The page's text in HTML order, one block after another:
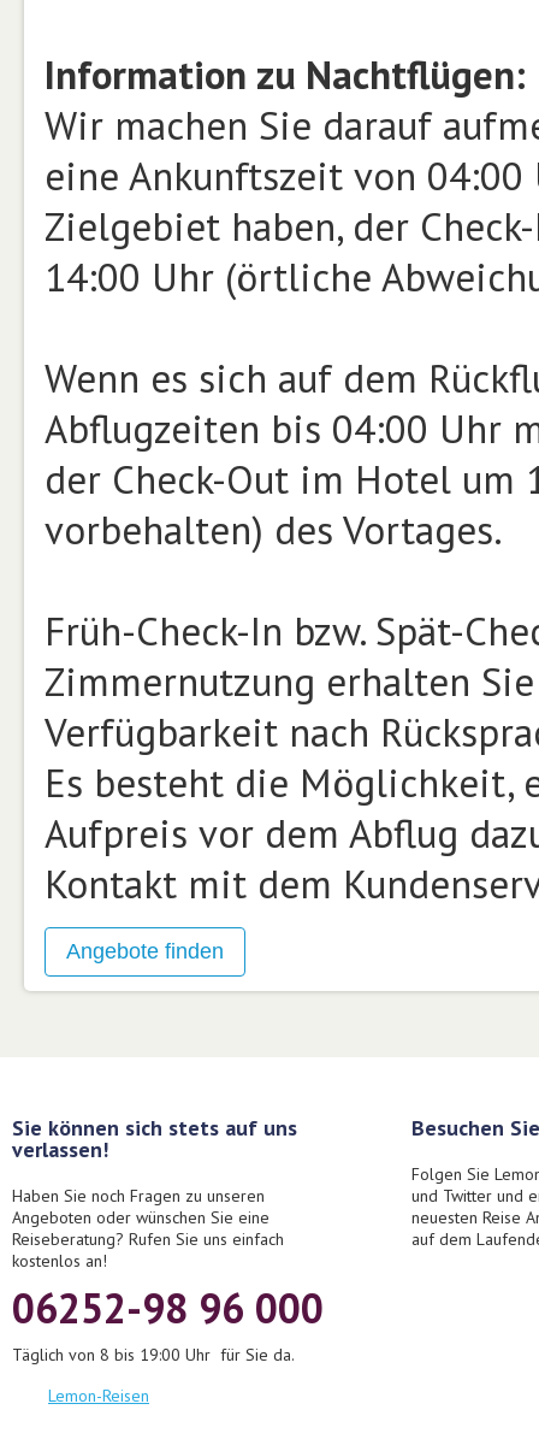
Information zu Nachtflügen:
Wir machen Sie darauf
eine Ankunftszeit von
Zielgebiet haben, der
14:00 Uhr (örtliche
Wenn es sich auf dem
Abflugzeiten bis 04:00 Uhr
der Check-Out im Hotel
vorbehalten) des Vortages.
Früh-Check-In bzw. Spät-
Zimmernutzung erhalten
Verfügbarkeit nach
Es besteht die Möglichkeit,
Aufpreis vor dem Abflug
Kontakt mit dem
Sie können sich stets auf uns
verlassen!
Haben Sie noch Fragen zu unseren
Angeboten oder wünschen Sie eine
Reiseberatung? Rufen Sie uns einfach
kostenlos an!
06252-98 96 000
Täglich von 8 bis 19:00 Uhr für Sie da.
Lemon-Reisen
Besuchen
Folgen Sie
und Twitter und
neuesten Reise
auf dem